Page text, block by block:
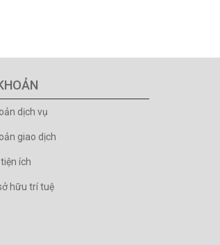
dịch vụ
giao dịch
ích
hữu trí tuệ